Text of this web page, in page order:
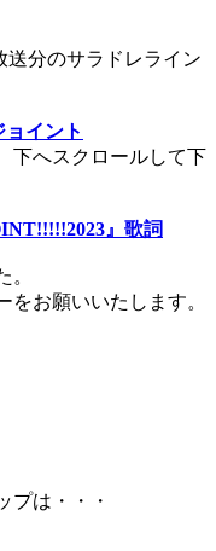
分のサラドレライン
イント
下へスクロールして下
』歌詞
お願いいたします。
プは・・・